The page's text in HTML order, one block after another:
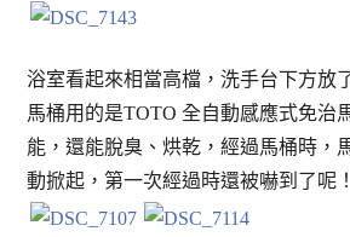
浴室看起來相當高檔，洗手台下方放
馬桶用的是TOTO 全自動感應式免治
能，還能脫臭、烘乾，經過馬桶時，
動掀起，第一次經過時還被嚇到了呢！